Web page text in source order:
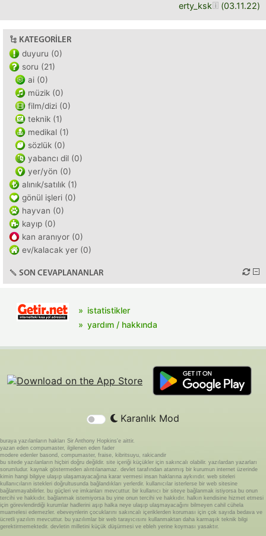
erty_ksk (03.11.22)
KATEGORILER
duyuru (0)
soru (21)
ai (0)
müzik (0)
film/dizi (0)
teknik (1)
medikal (1)
sözlük (0)
yabancı dil (0)
yer/yön (0)
alınık/satılık (1)
gönül işleri (0)
hayvan (0)
kayıp (0)
kan aranıyor (0)
ev/kalacak yer (0)
SON CEVAPLANANLAR
istatistikler
yardım / hakkında
Karanlık Mod
buraya yazılanların hakları Sir Anthony Hopkins'e aittir.
yazan eden compumaster, ilgilenen eden fader
modere edenler basond, compumaster, fraise, kibritsuyu, rakicandir
bu sitede yazılanların hiçbiri doğru değildir. site içeriği küçükler için sakıncalı olabilir. yazılardan yazarları
sorumludur. kaynak göstermeden alıntılanamaz. devlet tarafından atanmış bir kurumun internet üzerinde
kimin hangi bilgiye ulaşıp ulaşamayacağına karar vermesi insan haklarına aykırıdır. web siteleri
kullanıcıların istekleri doğrultusunda bağlandıkları yerlerdir. kullanıcılar isterlerse bir web sitesine
bağlanmayabilirler. bu güçleri ve imkanları mevcuttur. bir kullanıcı bir siteye bağlanmak istiyorsa bu onun
tercihi ve hakkıdır. bağlanmak istemiyorsa bu yine onun tercihi ve hakkıdır. halkın kendisine hizmet etmesi
için görevlendirdiği kurumlar hadlerini aşıp halka neye ulaşıp ulaşmayacağını bilmeyen cahil cühela
muamelesi edemezler. ebeveynlerin çocuklarını sakıncalı içeriklerden koruması için çok sayıda bedava ve
ücretli yazılım mevcuttur. bu yazılımlar bir web tarayıcısını kullanmaktan daha karmaşık teknik bilgi
gerektirmemektedir. devletin milletini küçük düşürmesi ve ebleh yerine koyması yasaktır.